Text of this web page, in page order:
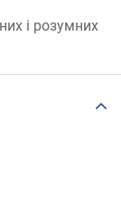
і розумних